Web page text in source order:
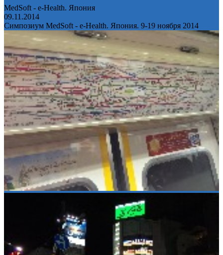
MedSoft - e-Health. Япония
09.11.2014
Симпозиум MedSoft - e-Health. Япония. 9-19 ноября 2014